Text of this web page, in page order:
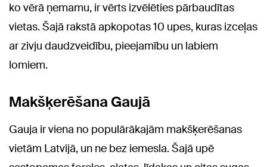
ko vērā ņemamu, ir vērts izvēlēties pārbaudītas
vietas. Šajā rakstā apkopotas 10 upes, kuras izceļas
ar zivju daudzveidību, pieejamību un labiem
lomiem.
Makšķerēšana Gaujā
Gauja ir viena no populārākajām makšķerēšanas
vietām Latvijā, un ne bez iemesla. Šajā upē